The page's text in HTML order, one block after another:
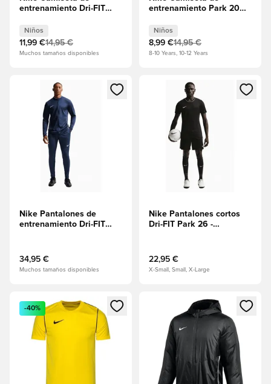
entrenamiento Dri-FIT
Niños
Niños
11,99 €14,95 €
Muchos tamaños disponibles
entrenamiento Park 20
universitario/Blanco
Niños
Niños
8,99 €14,95 €
8-10 Years, 10-12 Years
Abre un modal para iniciar sesión o registrarse como
Nike Pantalones de
entrenamiento Dri-FIT
34,95 €
Muchos tamaños disponibles
Abre un modal para iniciar
Nike Pantalones cortos
Dri-FIT Park 26 -
22,95 €
X-Small, Small, X-Large
Abre un modal para iniciar sesión o registrarse como
-40%
Abre un modal para iniciar